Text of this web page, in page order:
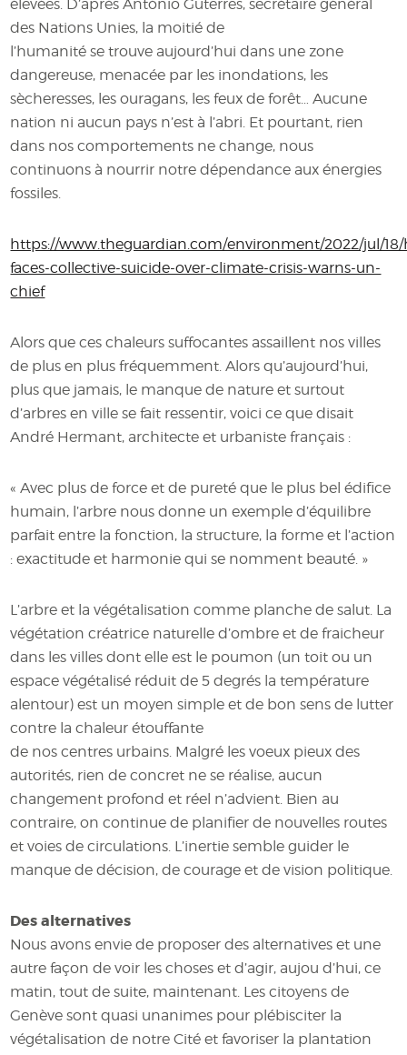
élevées. D’après António Guterres, secrétaire général
des Nations Unies, la moitié de
l’humanité se trouve aujourd’hui dans une zone
dangereuse, menacée par les inondations, les
sècheresses, les ouragans, les feux de forêt… Aucune
nation ni aucun pays n’est à l’abri. Et pourtant, rien
dans nos comportements ne change, nous
continuons à nourrir notre dépendance aux énergies
fossiles.
https://www.theguardian.com/environment/2022/jul/
faces-collective-suicide-over-climate-crisis-warns-un-
chief
Alors que ces chaleurs suffocantes assaillent nos villes
de plus en plus fréquemment. Alors qu’aujourd’hui,
plus que jamais, le manque de nature et surtout
d’arbres en ville se fait ressentir, voici ce que disait
André Hermant, architecte et urbaniste français :
« Avec plus de force et de pureté que le plus bel édifice
humain, l’arbre nous donne un exemple d’équilibre
parfait entre la fonction, la structure, la forme et l’action
: exactitude et harmonie qui se nomment beauté. »
L’arbre et la végétalisation comme planche de salut. La
végétation créatrice naturelle d’ombre et de fraicheur
dans les villes dont elle est le poumon (un toit ou un
espace végétalisé réduit de 5 degrés la température
alentour) est un moyen simple et de bon sens de lutter
contre la chaleur étouffante
de nos centres urbains. Malgré les voeux pieux des
autorités, rien de concret ne se réalise, aucun
changement profond et réel n’advient. Bien au
contraire, on continue de planifier de nouvelles routes
et voies de circulations. L’inertie semble guider le
manque de décision, de courage et de vision politique.
Des alternatives
Nous avons envie de proposer des alternatives et une
autre façon de voir les choses et d’agir, aujou d’hui, ce
matin, tout de suite, maintenant. Les citoyens de
Genève sont quasi unanimes pour plébisciter la
végétalisation de notre Cité et favoriser la plantation